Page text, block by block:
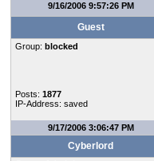
9/16/2006 9:57:26 PM
Guest
Group: blocked
Posts: 1877
IP-Address: saved
9/17/2006 3:06:47 PM
Cyberlord